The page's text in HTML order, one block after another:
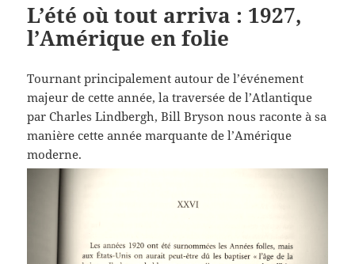
L’été où tout arriva : 1927,
l’Amérique en folie
Tournant principalement autour de l’événement
majeur de cette année, la traversée de l’Atlantique
par Charles Lindbergh, Bill Bryson nous raconte à sa
manière cette année marquante de l’Amérique
moderne.